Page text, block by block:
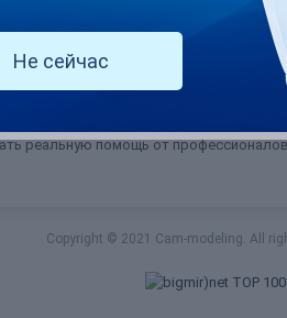
ответы на любые вопросы,
оформлении рабочего
дружелюбная администрация и
скрытые разделы форума с
реальную помощь от
Copyright © 2021 Cam-modeling. All
Не сейчас